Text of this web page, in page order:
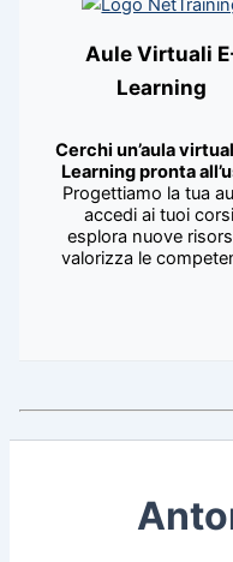
Aule Virtuali
Learning
Cerchi un’aula
Learning pronta
Progettiamo la tua
accedi ai tuoi
esplora nuove
valorizza le